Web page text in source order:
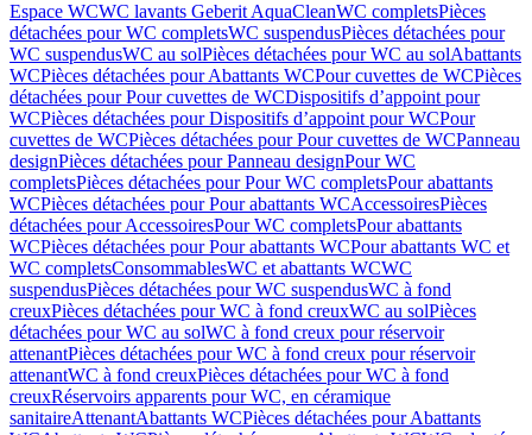
Espace WCWC lavants Geberit AquaCleanWC completsPièces
détachées pour WC completsWC suspendusPièces détachées pour
WC suspendusWC au solPièces détachées pour WC au solAbattants
WCPièces détachées pour Abattants WCPour cuvettes de WCPièces
détachées pour Pour cuvettes de WCDispositifs d’appoint pour
WCPièces détachées pour Dispositifs d’appoint pour WCPour
cuvettes de WCPièces détachées pour Pour cuvettes de WCPanneau
designPièces détachées pour Panneau designPour WC
completsPièces détachées pour Pour WC completsPour abattants
WCPièces détachées pour Pour abattants WCAccessoiresPièces
détachées pour AccessoiresPour WC completsPour abattants
WCPièces détachées pour Pour abattants WCPour abattants WC et
WC completsConsommablesWC et abattants WCWC
suspendusPièces détachées pour WC suspendusWC à fond
creuxPièces détachées pour WC à fond creuxWC au solPièces
détachées pour WC au solWC à fond creux pour réservoir
attenantPièces détachées pour WC à fond creux pour réservoir
attenantWC à fond creuxPièces détachées pour WC à fond
creuxRéservoirs apparents pour WC, en céramique
sanitaireAttenantAbattants WCPièces détachées pour Abattants